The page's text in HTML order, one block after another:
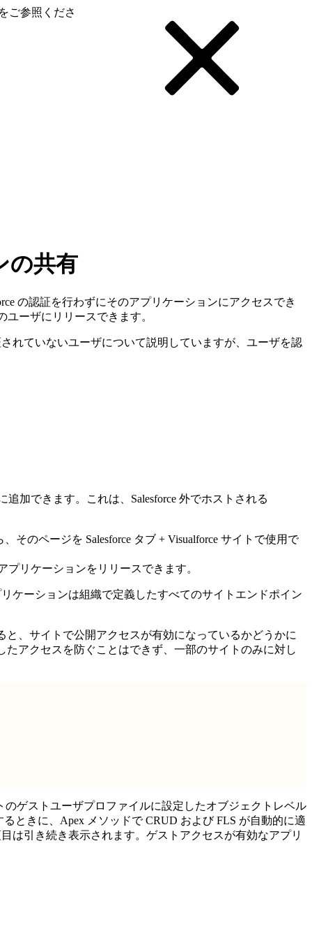
ご参照くださ
の共有
の認証を行わずにそのアプリケーションにアクセスでき
ーザにリリースできます。
れていないユーザについて説明していますが、ユーザを認
加できます。これは、Salesforce 外でホストされる
そのページを Salesforce タブ + Visualforce サイトで使用で
リケーションをリリースできます。
ケーションは組織で定義したすべてのサイトエンドポイン
、サイトで公開アクセスが有効になっているかどうかに
たアクセスを防ぐことはできず、一部のサイトのみに対し
ゲストユーザプロファイルに設定したオブジェクトレベル
ときに、Apex メソッドで CRUD および FLS が自動的に適
は引き続き表示されます。ゲストアクセスが有効なアプリ